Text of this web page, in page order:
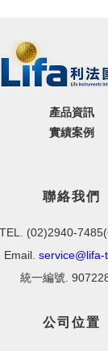
產品資訊
實績案例
聯絡我們
TEL. (02)2940-
Email. service@lifa-
統一編號.
公司位置